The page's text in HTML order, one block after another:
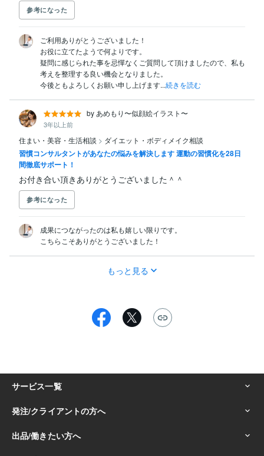
参考になった
ご利用ありがとうございました！
お役に立てたようで何よりです。
疑問に感じられた事を忌憚なくご質問して頂けましたので、私も
考えを整理する良い機会となりました。
今後ともよろしくお願い申し上げます...続きを読む
by あめもり〜似顔絵イラスト〜
3年以上前
住まい・美容・生活相談 > ダイエット・ボディメイク相談
習慣コンサルタントがあなたの悩みを解決します 運動の習慣化を28日
間徹底サポート！
お付き合い頂きありがとうございました＾＾
参考になった
成果につながったのは私も嬉しい限りです。
こちらこそありがとうございました！
もっと見る